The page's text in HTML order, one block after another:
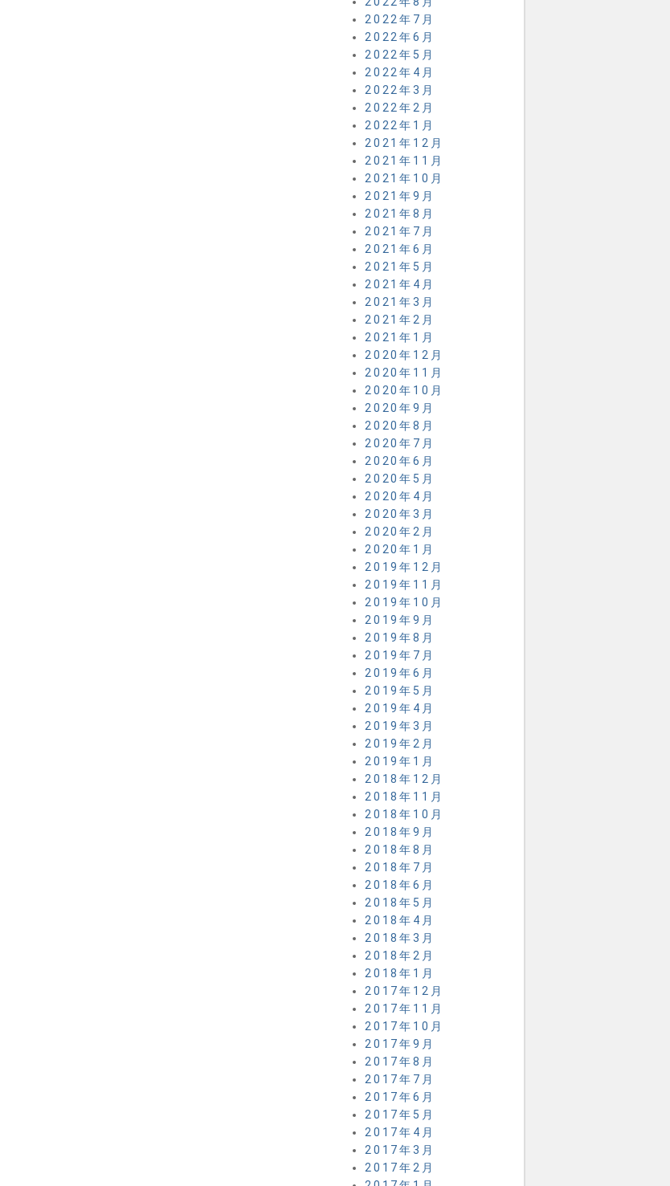
2022年7月
2022年6月
2022年5月
2022年4月
2022年3月
2022年2月
2022年1月
2021年12月
2021年11月
2021年10月
2021年9月
2021年8月
2021年7月
2021年6月
2021年5月
2021年4月
2021年3月
2021年2月
2021年1月
2020年12月
2020年11月
2020年10月
2020年9月
2020年8月
2020年7月
2020年6月
2020年5月
2020年4月
2020年3月
2020年2月
2020年1月
2019年12月
2019年11月
2019年10月
2019年9月
2019年8月
2019年7月
2019年6月
2019年5月
2019年4月
2019年3月
2019年2月
2019年1月
2018年12月
2018年11月
2018年10月
2018年9月
2018年8月
2018年7月
2018年6月
2018年5月
2018年4月
2018年3月
2018年2月
2018年1月
2017年12月
2017年11月
2017年10月
2017年9月
2017年8月
2017年7月
2017年6月
2017年5月
2017年4月
2017年3月
2017年2月